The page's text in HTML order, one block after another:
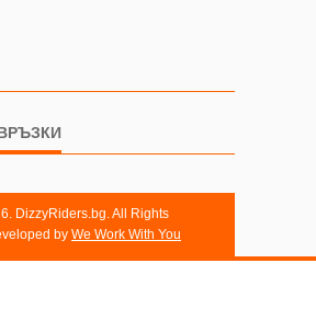
DizzyRiders.bg. All Rights
by We Work With You